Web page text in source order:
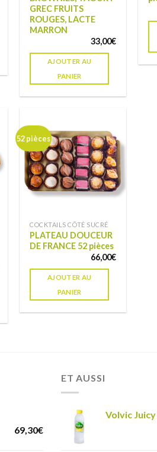
GREC FRUITS
ROUGES, LACTE
MARRON
33,00€
AJOUTER AU
PANIER
52 pièces
Ajouter
à ma
liste de
souhaits
COCKTAILS CÔTÉ SUCRÉ
PLATEAU DOUCEUR
DE FRANCE 52 pièces
66,00€
AJOUTER AU
PANIER
69,30€
ET AUSSI
Volvic